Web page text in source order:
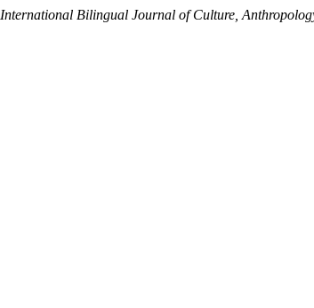
International Bilingual Journal of Culture,